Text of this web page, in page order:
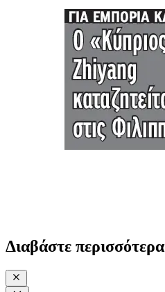
Διαβάστε περισσότερα